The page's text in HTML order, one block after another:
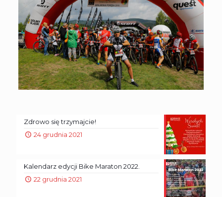
Zdrowo się trzymajcie!
24 grudnia 2021
Kalendarz edycji Bike Maraton 2022.
22 grudnia 2021